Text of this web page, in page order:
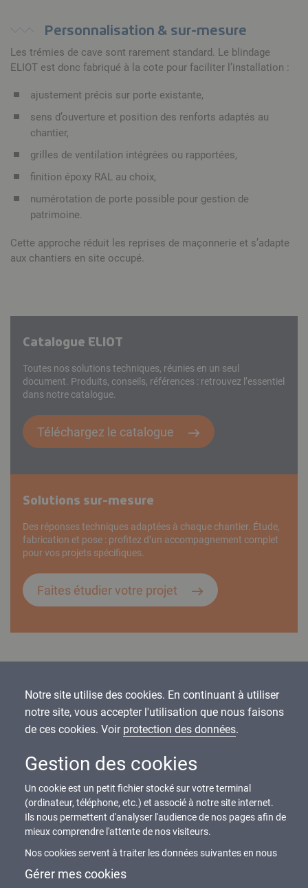
Personnalisation & sur-mesure
Les trémies de cave sont rarement standard. Le blindage
ELIOT est donc fabriqué à la cote pour faciliter l’installation :
ajustement précis sur porte existante,
sens d’ouverture et position des renforts adaptés au
chantier,
grilles de ventilation intégrées ou rapportées,
finition époxy RAL au choix,
numérotation de porte possible pour gestion de
patrimoine.
Cette approche réduit les reprises de maçonnerie et s’adapte
aux chantiers en site occupé.
Catalogue ELIOT
Toutes nos solutions techniques, réunies en un seul
document. Produits, conseils, références : retrouvez l’essentiel
dans notre catalogue.
Téléchargez le catalogue
Solutions sur-mesure
Des réponses techniques adaptées à chaque chantier. Étude,
fabrication et pose : profitez d’un accompagnement complet
pour vos projets spécifiques.
Faites étudier votre projet
profitent :
d’une logistique courte sur la région parisienne,
d’un contrôle qualité continu,
d’une préparation atelier limitant les reprises sur site.
Une approche adaptée aux chantiers en immeuble occupé, où
les délais d’intervention et la coordination sont déterminants.
Notre site utilise des cookies. En continuant à utiliser
notre site, vous accepter l'utilisation que nous faisons
de ces cookies. Voir protection des données.
Gestion des cookies
Un cookie est un petit fichier stocké sur votre terminal
(ordinateur, téléphone, etc.) et associé à notre site internet.
Ils nous permettent d'analyser l'audience de nos pages afin de
mieux comprendre l'attente de nos visiteurs.
Nos cookies servent à traiter les données suivantes en nous
basant sur votre consentement et/ou notre intérêt légitime :
contenus personnalisés, mesure de performance du contenu,
Gérer mes cookies